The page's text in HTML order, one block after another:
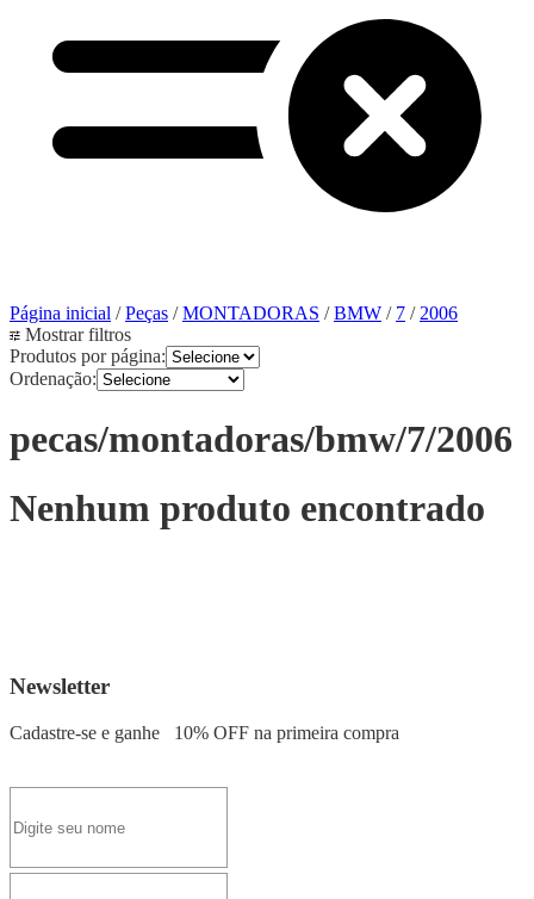
Página inicial /Peças /MONTADORAS /BMW / 7 /2006
Mostrar filtros
Produtos por página:
Ordenação:
pecas/montadoras/bmw/7/2006
Nenhum produto encontrado
Newsletter
Cadastre-se e ganhe 10% OFF na primeira compra